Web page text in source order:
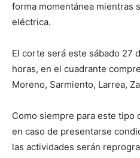
forma momentánea mientras
eléctrica.
El corte será este sábado 27
horas, en el cuadrante
Moreno, Sarmiento, Larrea,
Como siempre para este tipo
en caso de presentarse
las actividades serán